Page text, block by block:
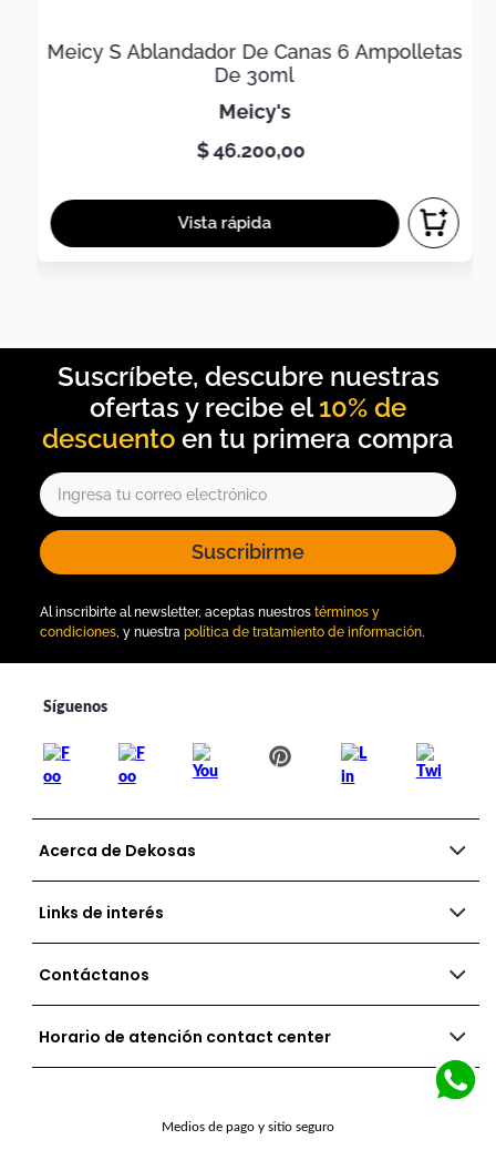
Meicy S Ablandador De Canas 6 Ampolletas
De 30ml
meicy's
$46.200,00
10% de
descuento
Suscribirme
Al inscribirte al newsletter, aceptas nuestros términos y
condiciones, y nuestra política de tratamiento de información.
Acerca de Dekosas
Links de interés
Contáctanos
Horario de atención contact center
Medios de pago y sitio seguro